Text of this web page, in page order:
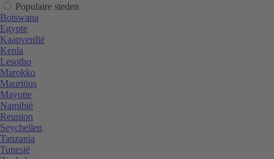
Populaire steden
Botswana
Egypte
Kaapverdië
Kenia
Lesotho
Marokko
Mauritius
Mayotte
Namibië
Reunion
Seychellen
Tanzania
Tunesië